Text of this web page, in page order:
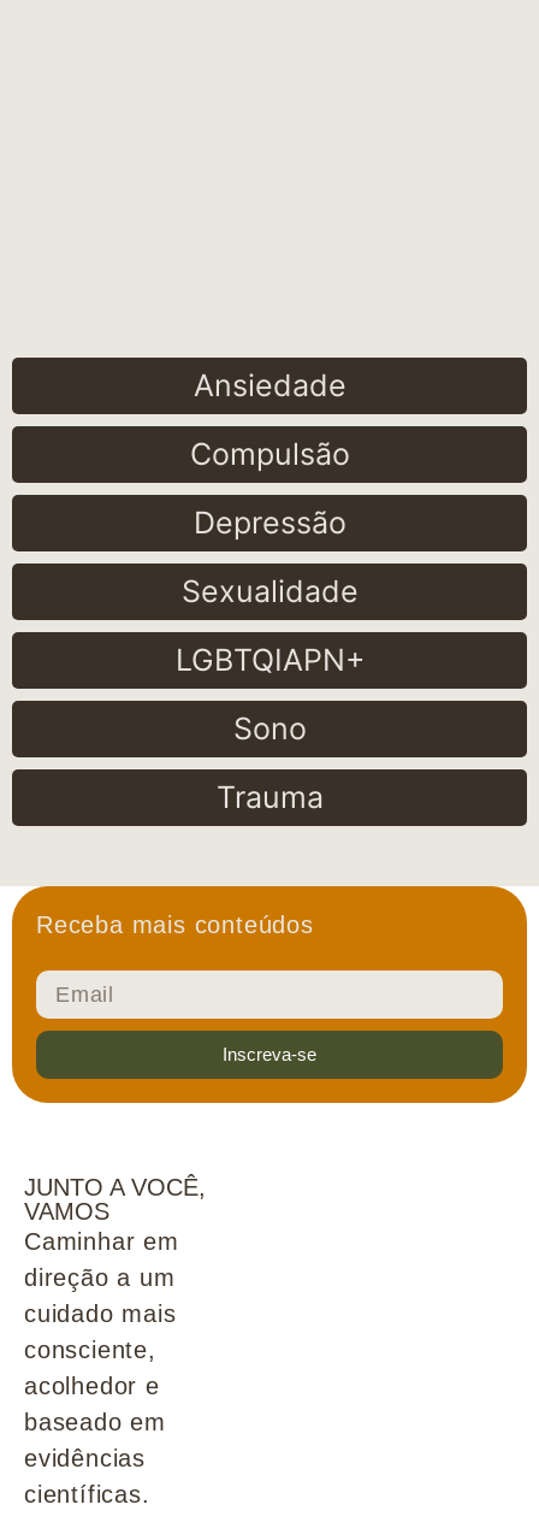
Ansiedade
Compulsão
Depressão
Sexualidade
LGBTQIAPN+
Sono
Trauma
Receba mais conteúdos
Inscreva-se
JUNTO A VOCÊ,
VAMOS
Caminhar em
direção a um
cuidado mais
consciente,
acolhedor e
baseado em
evidências
científicas.